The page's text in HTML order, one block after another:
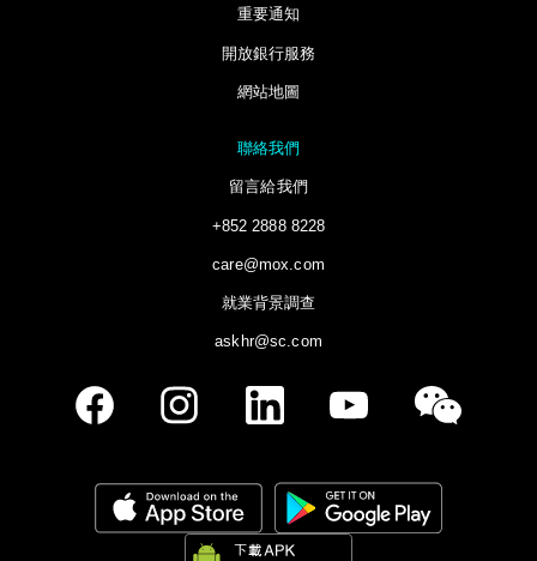
重要通知
開放銀行服務
網站地圖
聯絡我們
留言給我們
+852 2888 8228
care@mox.com
就業背景調查
askhr@sc.com